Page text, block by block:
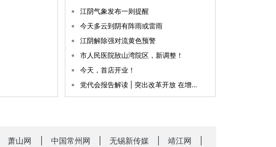
江阴气象发布一则提醒
今天多云到阴有阵雨或雷雨
江阴解除强对流黄色预警
市人民医院敔山湾院区，新调整！
今天，首店开业！
党代会报告解读 | 突出改革开放 在增创区域竞合新优势上全面发力
萧山网 中国常州网 无锡新传媒 靖江网